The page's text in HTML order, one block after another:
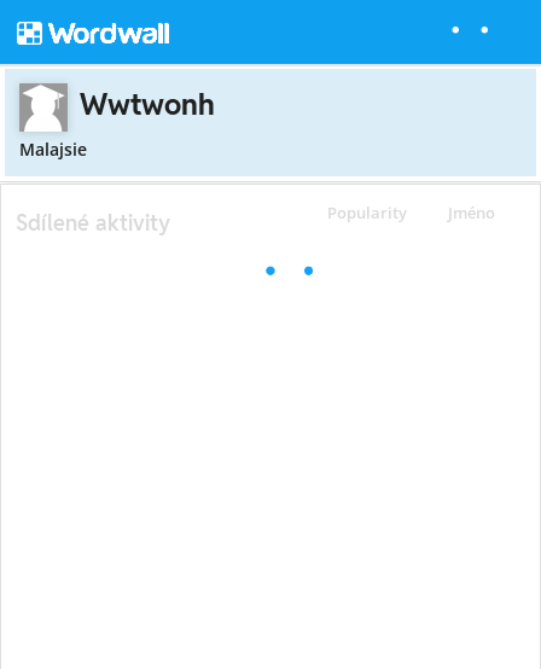
Wwtwonh
Malajsie
Popularity Jméno
Sdílené aktivity